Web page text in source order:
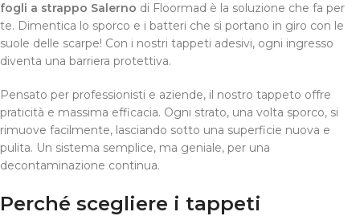
fogli a strappo Salerno di Floormad è la soluzione che fa per
te. Dimentica lo sporco e i batteri che si portano in giro con le
suole delle scarpe! Con i nostri tappeti adesivi, ogni ingresso
diventa una barriera protettiva.
Pensato per professionisti e aziende, il nostro tappeto offre
praticità e massima efficacia. Ogni strato, una volta sporco, si
rimuove facilmente, lasciando sotto una superficie nuova e
pulita. Un sistema semplice, ma geniale, per una
decontaminazione continua.
Perché scegliere i tappeti